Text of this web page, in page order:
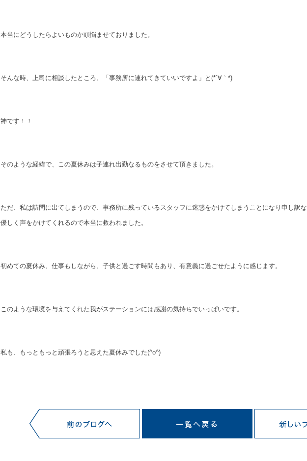
本当にどうしたらよいものか頭悩ませておりました。
そんな時、上司に相談したところ、「事務所に連れてきていいですよ」と(*´∀｀*)
神です！！
そのような経緯で、この夏休みは子連れ出勤なるものをさせて頂きました。
ただ、私は訪問に出てしまうので、事務所に残っているスタッフに迷惑をかけてしまうことになり申し訳
優しく声をかけてくれるので本当に救われました。
初めての夏休み、仕事もしながら、子供と過ごす時間もあり、有意義に過ごせたように感じます。
このような環境を与えてくれた我がステーションには感謝の気持ちでいっぱいです。
私も、もっともっと頑張ろうと思えた夏休みでした(^o^)